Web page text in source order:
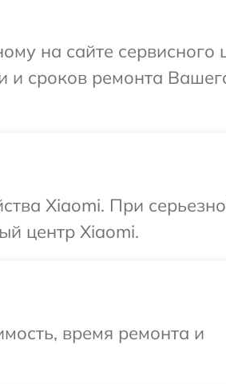
на сайте сервисного
и сроков ремонта
Xiaomi. При
центр Xiaomi.
время ремонта и